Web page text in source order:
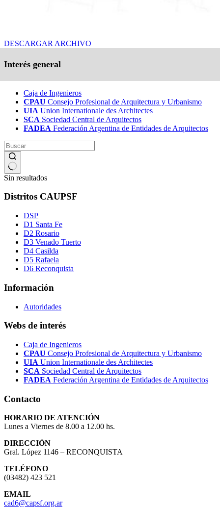
DESCARGAR ARCHIVO
Interés general
Caja de Ingenieros
CPAU Consejo Profesional de Arquitectura y Urbanismo
UIA Union Internationale des Architectes
SCA Sociedad Central de Arquitectos
FADEA Federación Argentina de Entidades de Arquitectos
Sin resultados
Distritos CAUPSF
DSP
D1 Santa Fe
D2 Rosario
D3 Venado Tuerto
D4 Casilda
D5 Rafaela
D6 Reconquista
Información
Autoridades
Webs de interés
Caja de Ingenieros
CPAU Consejo Profesional de Arquitectura y Urbanismo
UIA Union Internationale des Architectes
SCA Sociedad Central de Arquitectos
FADEA Federación Argentina de Entidades de Arquitectos
Contacto
HORARIO DE ATENCIÓN
Lunes a Viernes de 8.00 a 12.00 hs.
DIRECCIÓN
Gral. López 1146 – RECONQUISTA
TELÉFONO
(03482) 423 521
EMAIL
cad6@capsf.org.ar